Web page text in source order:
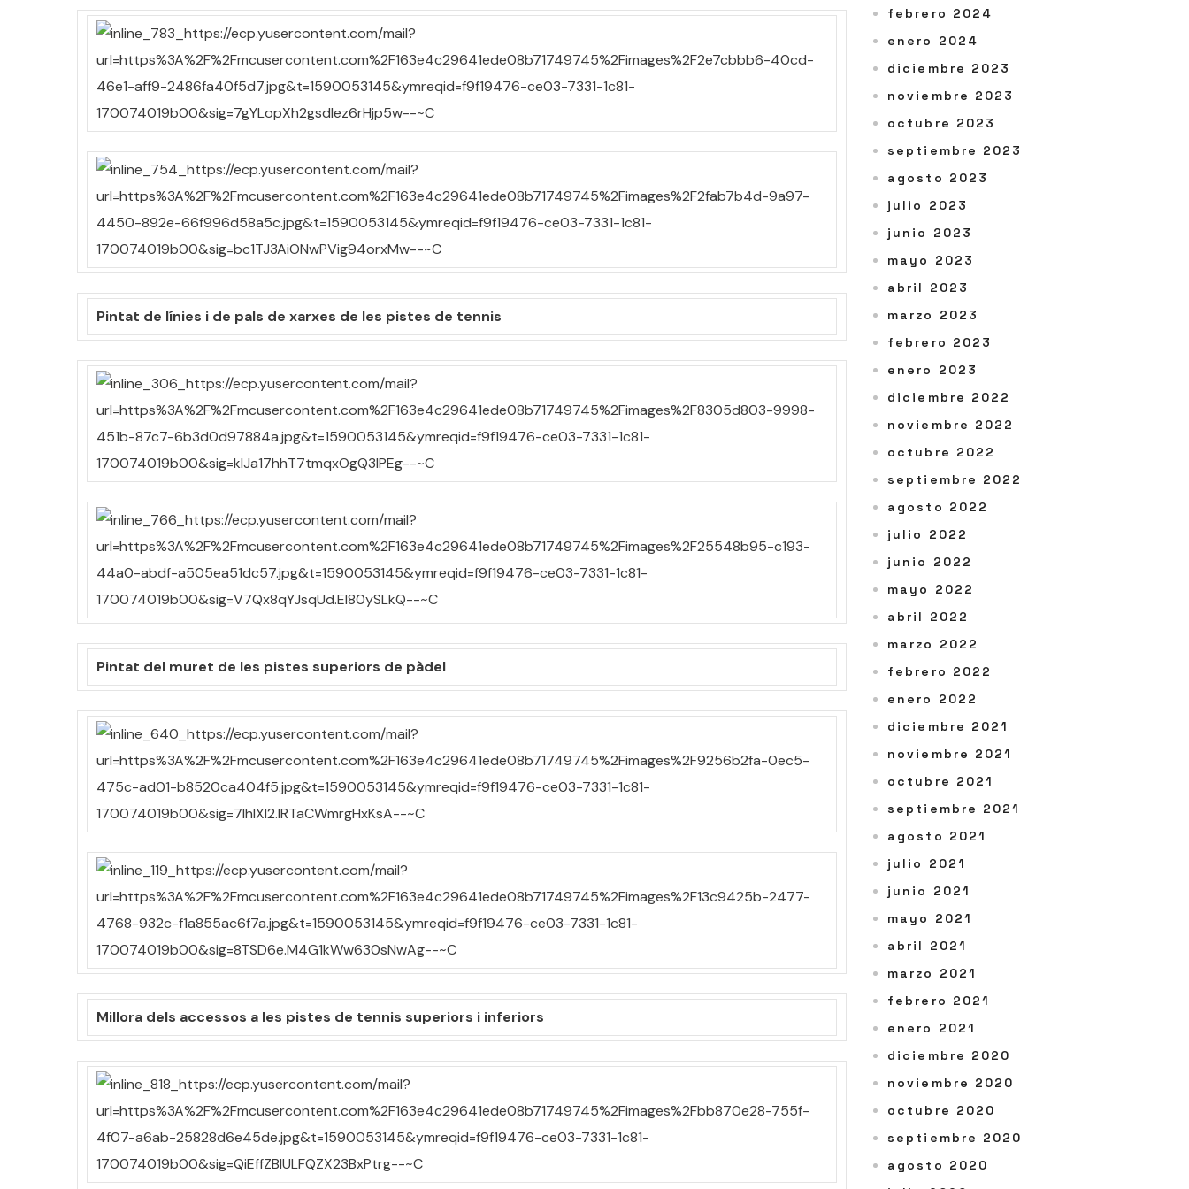
Pintat de línies i de pals de xarxes de les pistes de tennis
Pintat del muret de les pistes superiors de pàdel
Millora dels accessos a les pistes de tennis superiors i inferiors
febrero 2024
enero 2024
diciembre 2023
noviembre 2023
octubre 2023
septiembre 2023
agosto 2023
julio 2023
junio 2023
mayo 2023
abril 2023
marzo 2023
febrero 2023
enero 2023
diciembre 2022
noviembre 2022
octubre 2022
septiembre 2022
agosto 2022
julio 2022
junio 2022
mayo 2022
abril 2022
marzo 2022
febrero 2022
enero 2022
diciembre 2021
noviembre 2021
octubre 2021
septiembre 2021
agosto 2021
julio 2021
junio 2021
mayo 2021
abril 2021
marzo 2021
febrero 2021
enero 2021
diciembre 2020
noviembre 2020
octubre 2020
septiembre 2020
agosto 2020